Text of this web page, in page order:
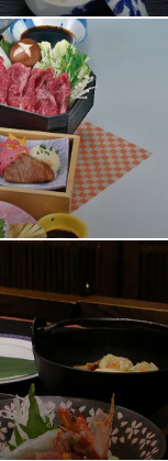
旬のお造りや、前
会席です。 特別な
が手掛ける会席料
ぞろい。名物の
、地産地消の「但
ております。企業
々なシーンでご利